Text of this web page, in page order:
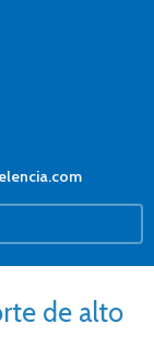
de alto